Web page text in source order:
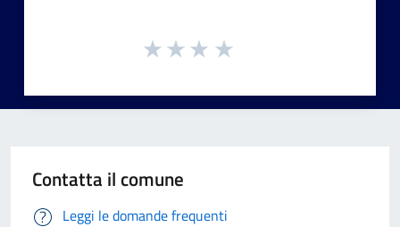
Contatta il comune
Leggi le domande frequenti